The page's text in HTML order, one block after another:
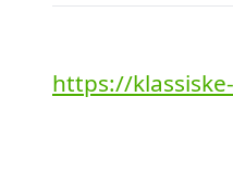
https://